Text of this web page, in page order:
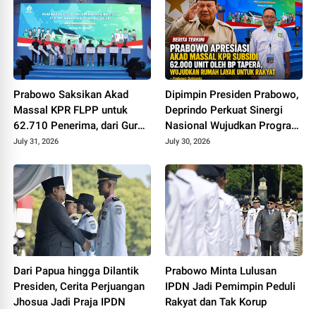
Prabowo Saksikan Akad
Massal KPR FLPP untuk
62.710 Penerima, dari Guru
SD hingga Pengemudi Ojol
July 31, 2026
Dipimpin Presiden Prabowo,
Deprindo Perkuat Sinergi
Nasional Wujudkan Program
3 Juta Rumah
July 30, 2026
Dari Papua hingga Dilantik
Presiden, Cerita Perjuangan
Jhosua Jadi Praja IPDN
Prabowo Minta Lulusan
IPDN Jadi Pemimpin Peduli
Rakyat dan Tak Korup